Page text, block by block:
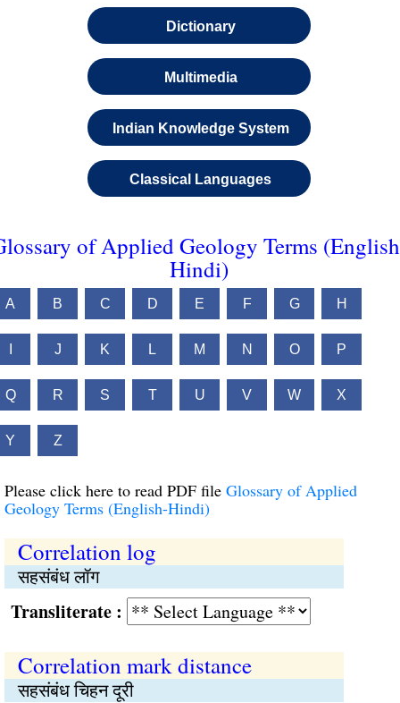
Dictionary
Multimedia
Indian Knowledge System
Classical Languages
of Applied Geology Terms
Hindi)
A B C D E F G H
J K L M N O P
Q R S T U V W X
Y Z
Please click here to read PDF file Glossary of Applied
Geology Terms (English-Hindi)
Correlation log
सहसंबंध लॉग
:
Correlation mark distance
सहसंबंध चिहन दूरी